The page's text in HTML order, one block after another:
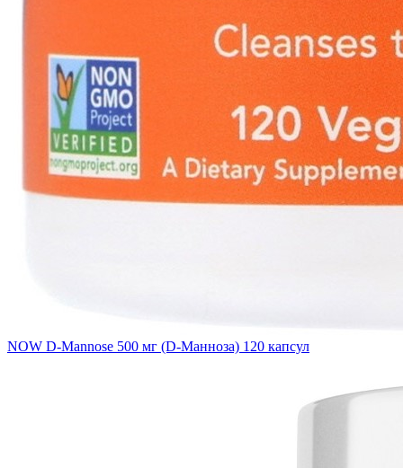
NOW D-Mannose 500 мг (D-Манноза) 120 капсул